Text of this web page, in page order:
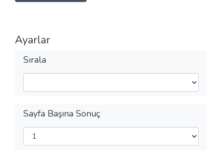
Ayarlar
Sırala
Sayfa Başına Sonuç